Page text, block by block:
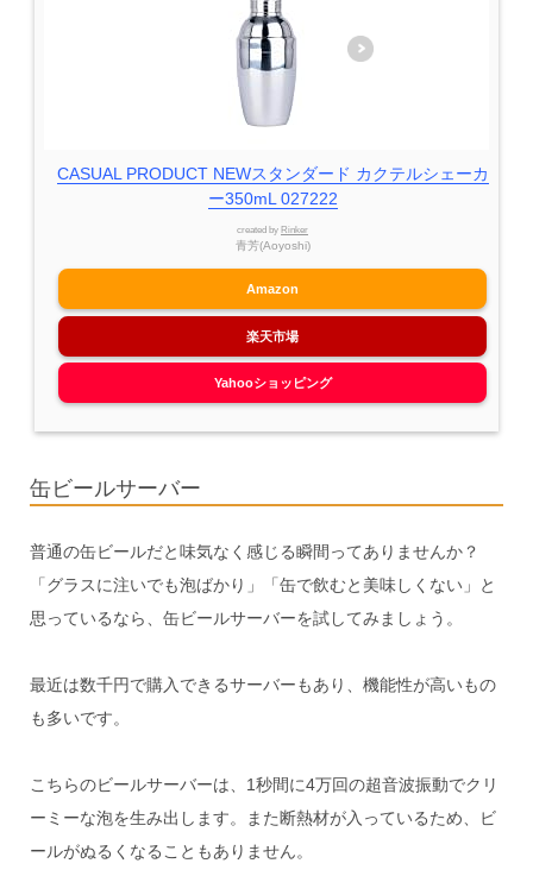
CASUAL PRODUCT NEWスタンダード カクテルシェーカ
ー350mL 027222
created by Rinker
青芳(Aoyoshi)
Amazon
楽天市場
Yahooショッピング
缶ビールサーバー
普通の缶ビールだと味気なく感じる瞬間ってありませんか？
「グラスに注いでも泡ばかり」「缶で飲むと美味しくない」と
思っているなら、缶ビールサーバーを試してみましょう。
最近は数千円で購入できるサーバーもあり、機能性が高いもの
も多いです。
こちらのビールサーバーは、1秒間に4万回の超音波振動でクリ
ーミーな泡を生み出します。また断熱材が入っているため、ビ
ールがぬるくなることもありません。